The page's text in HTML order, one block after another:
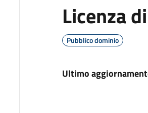
Licenza
Pubblico dominio
Ultimo